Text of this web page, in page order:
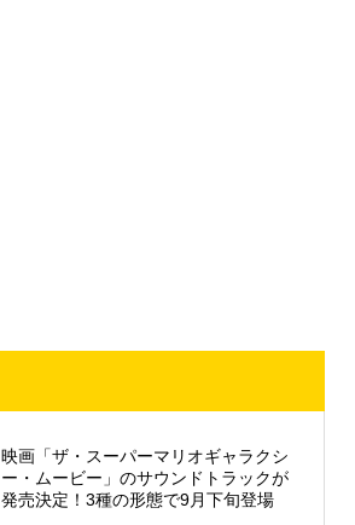
映画「ザ・スーパーマリオギャラクシ
ー・ムービー」のサウンドトラックが
発売決定！3種の形態で9月下旬登場